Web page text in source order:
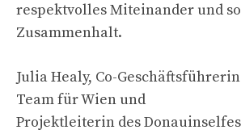
respektvolles Miteinander und
Zusammenhalt.
Julia Healy, Co-
Team für Wien und
Projektleiterin des